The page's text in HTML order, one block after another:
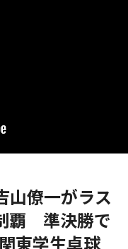
山僚一がラス
覇 準決勝で
東学生卓球